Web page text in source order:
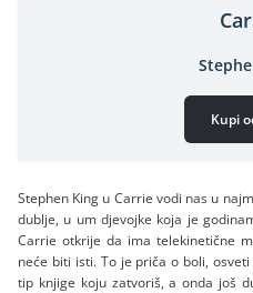
Kupi
Stephen King u Carrie vodi nas u
dublje, u um djevojke koja je
Carrie otkrije da ima telekinetične
neće biti isti. To je priča o boli,
tip knjige koju zatvoriš, a onda još